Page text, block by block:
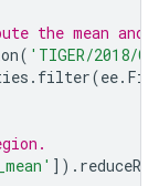
the mean
( 'TIGER/2018/
. filter(ee.
]).